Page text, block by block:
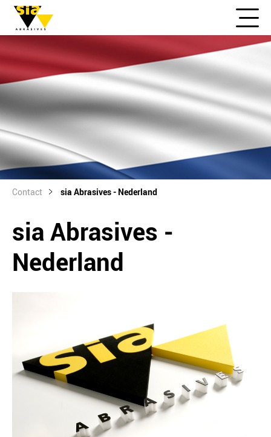
Contact sia Abrasives - Nederland
sia Abrasives -
Nederland